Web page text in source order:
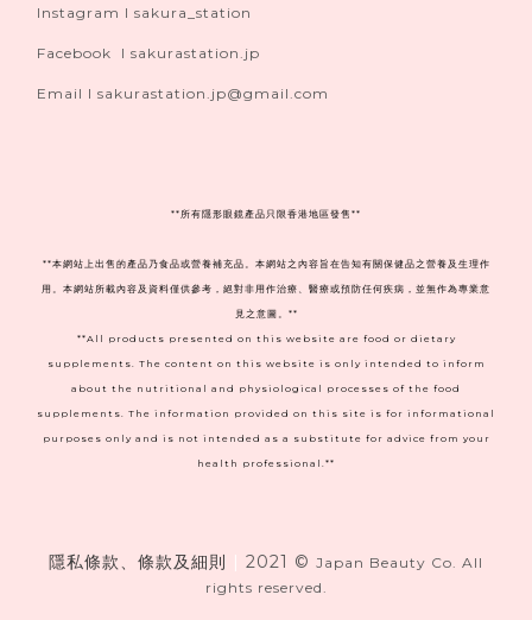
Instagram I sakura_station
Facebook I sakurastation.jp
Email I sakurastation.jp@gmail.com
** 所有隱形眼鏡產品只限香港地區發售**
**本網站上出售的產品乃食品或營養補充品。本網站之內容旨在告知有關保健品之營養及生理作
用。本網站所載內容及資料僅供參考，絕對非用作治療、醫療或預防任何疾病，並無作為專業意
見之意圖。**
**All products presented on this website are food or dietary
supplements. The content on this website is only intended to inform
about the nutritional and physiological processes of the food
supplements. The information provided on this site is for informational
purposes only and is not intended as a substitute for advice from your
health professional.**
隱私條款、條款及細則 2021 © Japan Beauty Co. All
rights reserved.